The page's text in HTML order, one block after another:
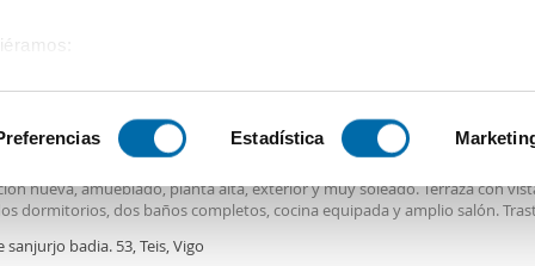
analizándolo activamente para buscar características
cómo se procesan sus datos personales y establezca
. Puede cambiar o retirar su consentimiento en
Estadística
2
piso ascensor y terraza Teis
nueva, amueblado, planta alta, exterior y muy soleado. Terraza con
dormitorios, dos baños completos, cocina equipada y amplio salón.
de alquileres como garantía. Pida información sin compromiso.
sanjurjo badia. 53, Teis, Vigo